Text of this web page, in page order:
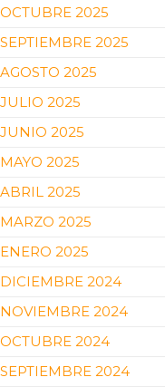
OCTUBRE 2025
SEPTIEMBRE 2025
AGOSTO 2025
JULIO 2025
JUNIO 2025
MAYO 2025
ABRIL 2025
MARZO 2025
ENERO 2025
DICIEMBRE 2024
NOVIEMBRE 2024
OCTUBRE 2024
SEPTIEMBRE 2024